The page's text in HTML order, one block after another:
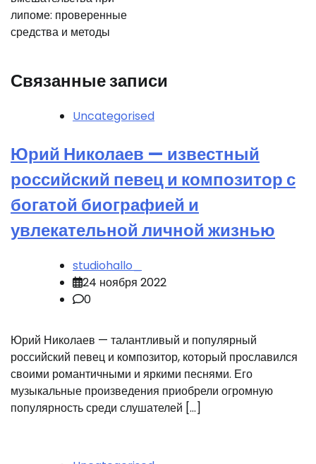
липоме: проверенные
средства и методы
Связанные записи
Uncategorised
Юрий Николаев — известный
российский певец и композитор с
богатой биографией и
увлекательной личной жизнью
studiohallo_
24 ноября 2022
0
Юрий Николаев — талантливый и популярный
российский певец и композитор, который прославился
своими романтичными и яркими песнями. Его
музыкальные произведения приобрели огромную
популярность среди слушателей […]